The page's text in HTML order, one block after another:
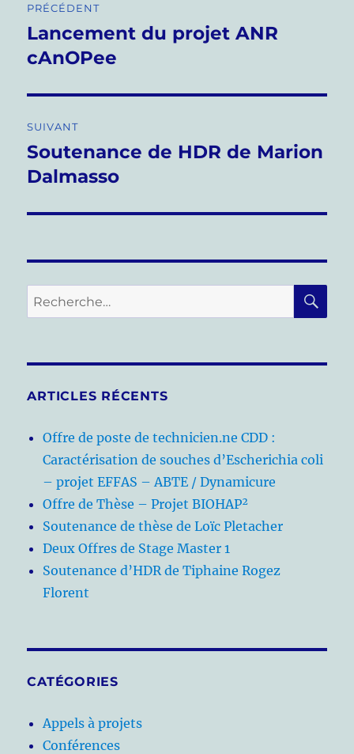
de
l’article
PRÉCÉDENT
Publication
précédente :
Lancement du projet ANR
cAnOPee
SUIVANT
Publication
suivante :
Soutenance de HDR de Marion
Dalmasso
Recherche
pour :
ARTICLES RÉCENTS
Offre de poste de technicien.ne CDD :
Caractérisation de souches d’Escherichia coli
– projet EFFAS – ABTE / Dynamicure
Offre de Thèse – Projet BIOHAP²
Soutenance de thèse de Loïc Pletacher
Deux Offres de Stage Master 1
Soutenance d’HDR de Tiphaine Rogez
Florent
CATÉGORIES
Appels à projets
Conférences